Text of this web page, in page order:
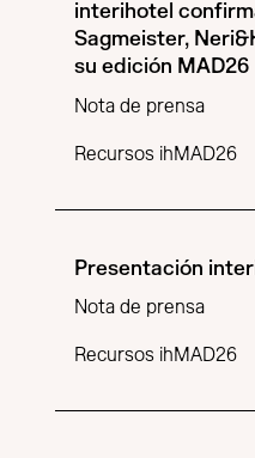
interihotel
Sagmeister,
su edición MAD26
Nota de prensa
Recursos ihMAD26
Presentación
Nota de prensa
Recursos ihMAD26